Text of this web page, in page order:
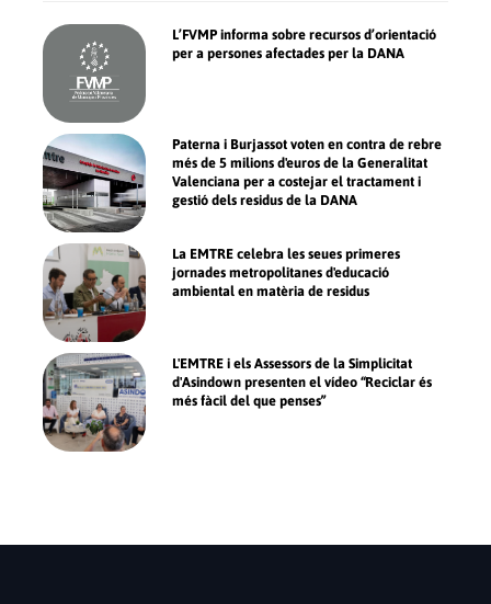
L’FVMP informa sobre recursos d’orientació
per a persones afectades per la DANA
Paterna i Burjassot voten en contra de rebre
més de 5 milions d'euros de la Generalitat
Valenciana per a costejar el tractament i
gestió dels residus de la DANA
La EMTRE celebra les seues primeres
jornades metropolitanes d'educació
ambiental en matèria de residus
L'EMTRE i els Assessors de la Simplicitat
d'Asindown presenten el vídeo “Reciclar és
més fàcil del que penses”